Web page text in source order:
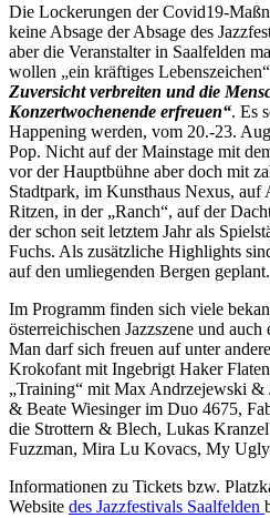
Die Lockerungen der Covid19-
keine Absage der Absage des
aber die Veranstalter in Saalfelden
wollen „ein kräftiges
Zuversicht verbreiten und die
Konzertwochenende erfreuen“. Es
Happening werden, vom 20.-23.
Pop. Nicht auf der Mainstage mit
vor der Hauptbühne aber doch mit
Stadtpark, im Kunsthaus Nexus, auf
Ritzen, in der „Ranch“, auf der
der schon seit letztem Jahr als
Fuchs. Als zusätzliche Highlights
auf den umliegenden Bergen geplant.
Im Programm finden sich viele
österreichischen Jazzszene und
Man darf sich freuen auf unter
Krokofant mit Ingebrigt Haker
„Training“ mit Max Andrzejewski &
& Beate Wiesinger im Duo 4675,
die Strottern & Blech, Lukas
Fuzzman, Mira Lu Kovacs, My
Informationen zu Tickets bzw.
Website des Jazzfestivals Saalfelden